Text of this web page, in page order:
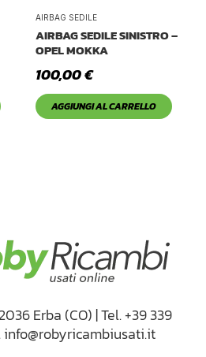
AIRBAG SEDILE
AIRBAG SEDILE SINISTRO –
OPEL MOKKA
100,00€
AGGIUNGI AL CARRELLO
Erba (CO) | Tel. +39 339
info@robyricambiusati.it